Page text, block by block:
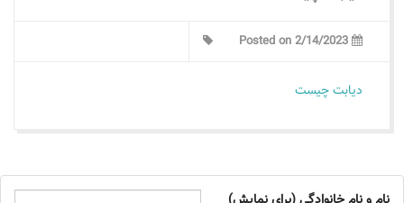
دیابت چیست